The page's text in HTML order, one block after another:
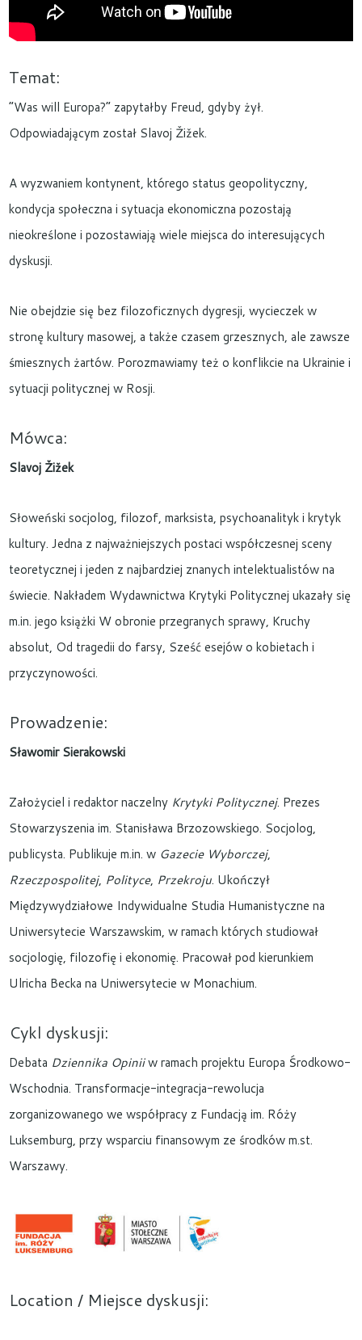
Temat:
“Was will Europa?” zapytałby Freud, gdyby żył.
Odpowiadającym został Slavoj Žižek.
A wyzwaniem kontynent, którego status geopolityczny,
kondycja społeczna i sytuacja ekonomiczna pozostają
nieokreślone i pozostawiają wiele miejsca do interesujących
dyskusji.
Nie obejdzie się bez filozoficznych dygresji, wycieczek w
stronę kultury masowej, a także czasem grzesznych, ale zawsze
śmiesznych żartów. Porozmawiamy też o konflikcie na Ukrainie i
sytuacji politycznej w Rosji.
Mówca:
Slavoj Žižek
Słoweński socjolog, filozof, marksista, psychoanalityk i krytyk
kultury. Jedna z najważniejszych postaci współczesnej sceny
teoretycznej i jeden z najbardziej znanych intelektualistów na
świecie. Nakładem Wydawnictwa Krytyki Politycznej ukazały się
m.in. jego książki W obronie przegranych sprawy, Kruchy
absolut, Od tragedii do farsy, Sześć esejów o kobietach i
przyczynowości.
Prowadzenie:
Sławomir Sierakowski
Założyciel i redaktor naczelny Krytyki Politycznej. Prezes
Stowarzyszenia im. Stanisława Brzozowskiego. Socjolog,
publicysta. Publikuje m.in. w Gazecie Wyborczej,
Rzeczpospolitej, Polityce, Przekroju. Ukończył
Międzywydziałowe Indywidualne Studia Humanistyczne na
Uniwersytecie Warszawskim, w ramach których studiował
socjologię, filozofię i ekonomię. Pracował pod kierunkiem
Ulricha Becka na Uniwersytecie w Monachium.
Cykl dyskusji:
Debata Dziennika Opiniiw ramach projektu Europa Środkowo-
Wschodnia. Transformacje-integracja-rewolucja
zorganizowanego we współpracy z Fundacją im. Róży
Luksemburg, przy wsparciu finansowym ze środków m.st.
Warszawy.
Location / Miejsce dyskusji: